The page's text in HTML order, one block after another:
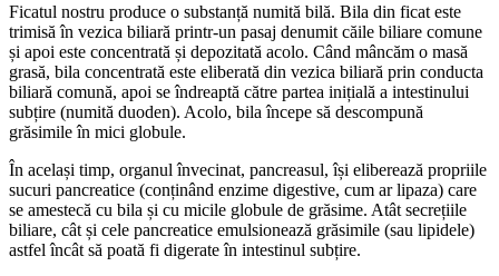
Ficatul nostru produce o substanță numită bilă. Bila din ficat este
trimisă în vezica biliară printr-un pasaj denumit căile biliare comune
și apoi este concentrată și depozitată acolo. Când mâncăm o masă
grasă, bila concentrată este eliberată din vezica biliară prin conducta
biliară comună, apoi se îndreaptă către partea inițială a intestinului
subțire (numită duoden). Acolo, bila începe să descompună
grăsimile în mici globule.
În același timp, organul învecinat, pancreasul, își eliberează propriile
sucuri pancreatice (conținând enzime digestive, cum ar lipaza) care
se amestecă cu bila și cu micile globule de grăsime. Atât secrețiile
biliare, cât și cele pancreatice emulsionează grăsimile (sau lipidele)
astfel încât să poată fi digerate în intestinul subțire.